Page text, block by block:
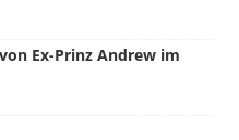
Ex-Prinz Andrew im